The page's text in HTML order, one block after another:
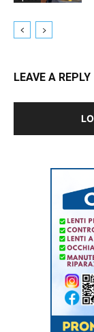
LEAVE A REPLY